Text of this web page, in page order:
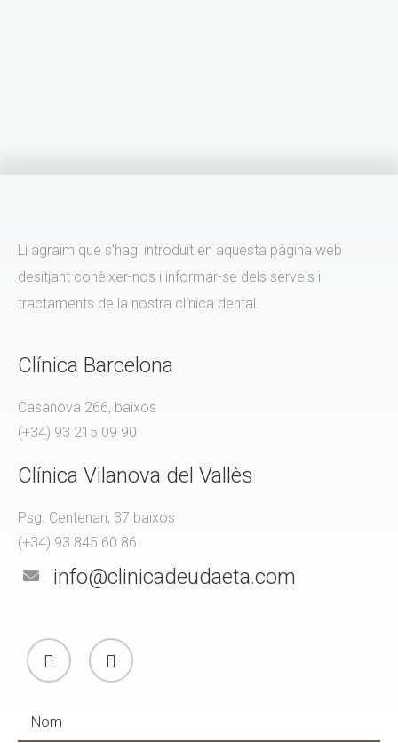
Li agraïm que s’hagi introduït en aquesta pàgina web
desitjant conèixer-nos i informar-se dels serveis i
tractaments de la nostra clínica dental.
Clínica Barcelona
Casanova 266, baixos
(+34) 93 215 09 90
Clínica Vilanova del Vallès
Psg. Centenari, 37 baixos
(+34) 93 845 60 86
info@clinicadeudaeta.com